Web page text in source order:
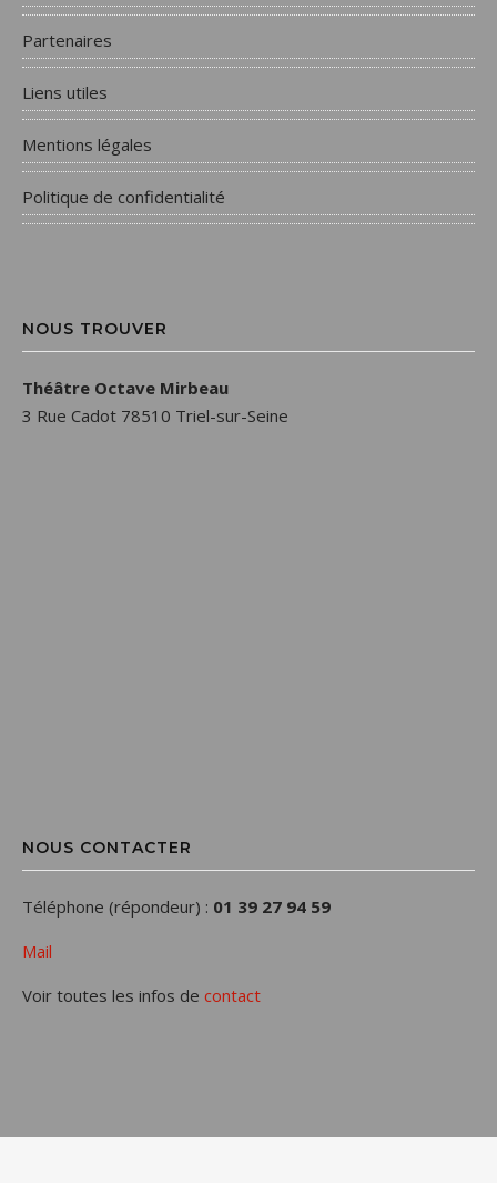
Partenaires
Liens utiles
Mentions légales
Politique de confidentialité
NOUS TROUVER
Théâtre Octave Mirbeau
3 Rue Cadot 78510 Triel-sur-Seine
NOUS CONTACTER
Téléphone (répondeur) : 01 39 27 94 59
Mail
Voir toutes les infos de contact